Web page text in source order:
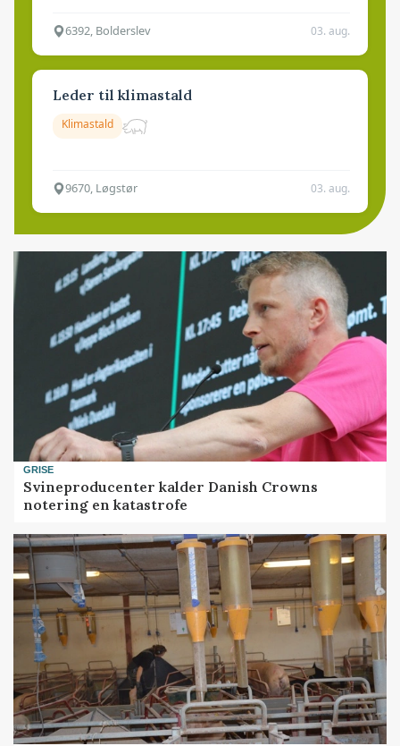
6392, Bolderslev 03. aug.
Leder til klimastald
Klimastald
9670, Løgstør 03. aug.
GRISE
Svineproducenter kalder Danish Crowns
notering en katastrofe